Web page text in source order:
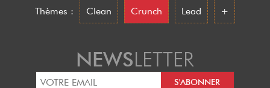
Thèmes :
Clean Crunch Lead +
NEWSLETTER